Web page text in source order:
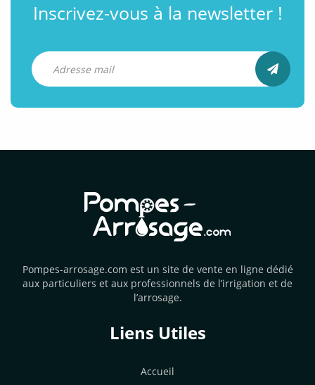
Inscrivez-vous à la newsletter !
Pompes-arrosage.com est un site de vente en ligne dédié
aux particuliers et aux professionnels de l’irrigation et de
l’arrosage.
Liens Utiles
Accueil